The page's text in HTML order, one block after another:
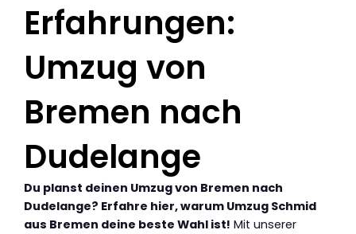
Erfahrungen:
Umzug von
Bremen nach
Dudelange
Du planst deinen Umzug von Bremen nach
Dudelange? Erfahre hier, warum Umzug Schmid
aus Bremen deine beste Wahl ist! Mit unserer